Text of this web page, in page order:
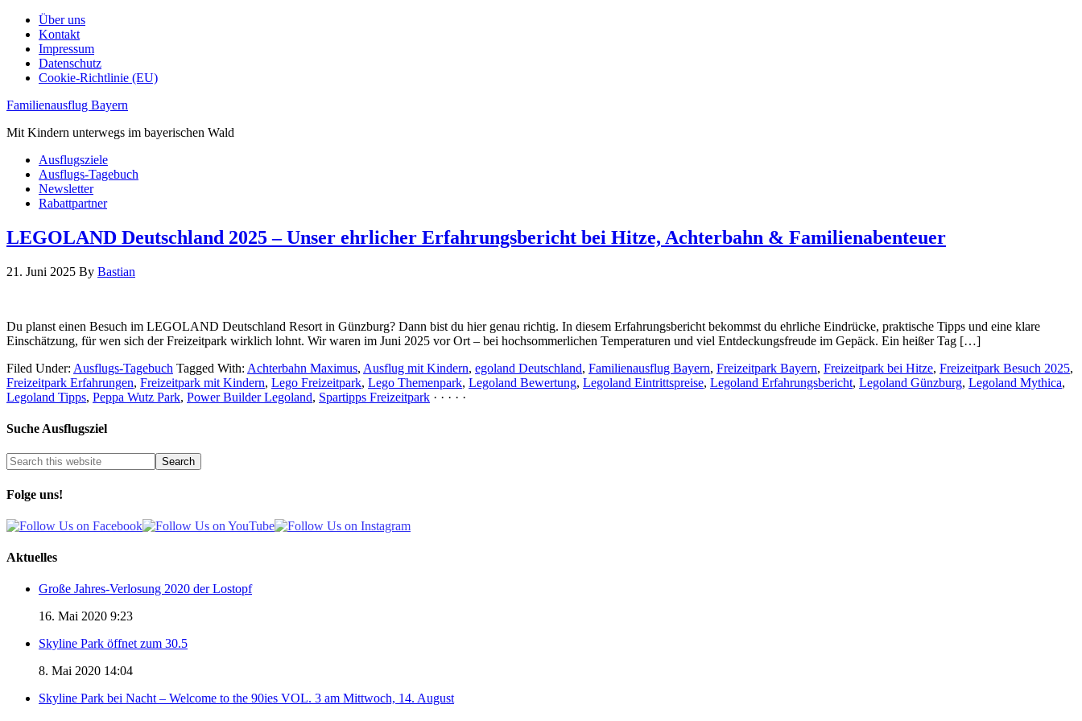
Über uns
Kontakt
Impressum
Datenschutz
Cookie-Richtlinie (EU)
Familienausflug Bayern
Mit Kindern unterwegs im bayerischen Wald
Ausflugsziele
Ausflugs-Tagebuch
Newsletter
Rabattpartner
LEGOLAND Deutschland 2025 – Unser ehrlicher Erfahrungsbericht bei Hitze, Achterbahn & Familienabenteuer
21. Juni 2025 By Bastian
Du planst einen Besuch im LEGOLAND Deutschland Resort in Günzburg? Dann bist du hier genau richtig. In diesem Erfahrungsbericht bekommst du ehrliche Eindrücke, praktische Tipps und eine klare
Einschätzung, für wen sich der Freizeitpark wirklich lohnt. Wir waren im Juni 2025 vor Ort – bei hochsommerlichen Temperaturen und viel Entdeckungsfreude im Gepäck. Ein heißer Tag […]
Filed Under: Ausflugs-Tagebuch Tagged With: Achterbahn Maximus, Ausflug mit Kindern, egoland Deutschland, Familienausflug Bayern, Freizeitpark Bayern, Freizeitpark bei Hitze, Freizeitpark Besuch 2025,
Freizeitpark Erfahrungen, Freizeitpark mit Kindern, Lego Freizeitpark, Lego Themenpark, Legoland Bewertung, Legoland Eintrittspreise, Legoland Erfahrungsbericht, Legoland Günzburg, Legoland Mythica,
Legoland Tipps, Peppa Wutz Park, Power Builder Legoland, Spartipps Freizeitpark · · · · ·
Suche Ausflugsziel
Folge uns!
Aktuelles
Große Jahres-Verlosung 2020 der Lostopf
16. Mai 2020 9:23
Skyline Park öffnet zum 30.5
8. Mai 2020 14:04
Skyline Park bei Nacht – Welcome to the 90ies VOL. 3 am Mittwoch, 14. August